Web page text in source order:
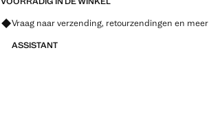
Vraag naar verzending, retourzendingen en meer
ASSISTANT